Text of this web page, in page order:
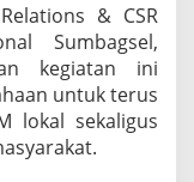
& CSR
Sumbagsel,
kegiatan ini
untuk terus
lokal sekaligus